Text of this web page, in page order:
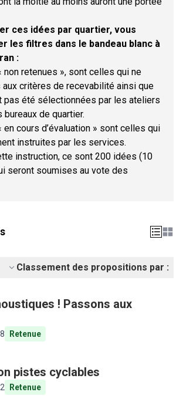
ces idées par quartier, vous
les filtres dans le bandeau blanc à
:
non retenues », sont celles qui ne
aux critères de recevabilité ainsi que
pas été sélectionnées par les ateliers
de quartier.
en cours d’évaluation » sont celles qui
instruites par les services.
instruction, ce sont 200 idées (10
seront soumises au vote des
Classement des propositions par :
! Passons aux
8 Retenue
pistes cyclables
2 Retenue